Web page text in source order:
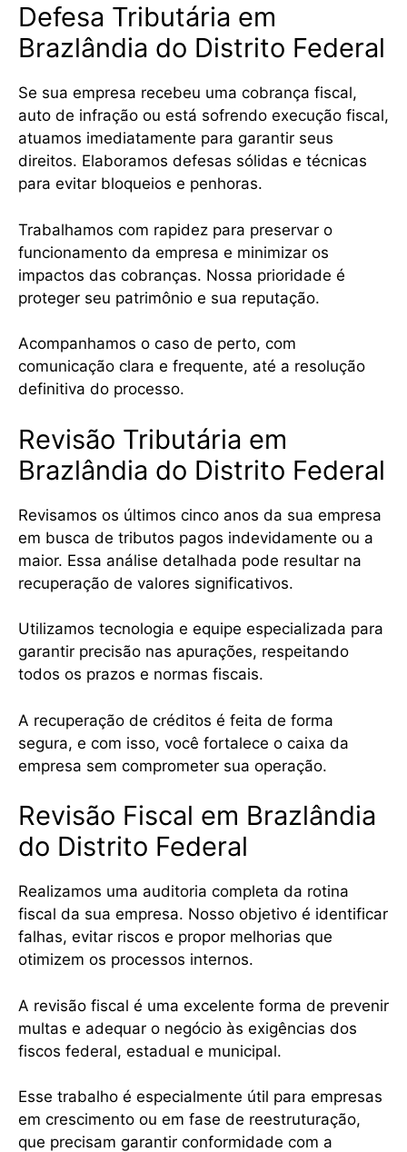
Defesa Tributária em
Brazlândia do Distrito Federal
Se sua empresa recebeu uma cobrança fiscal,
auto de infração ou está sofrendo execução fiscal,
atuamos imediatamente para garantir seus
direitos. Elaboramos defesas sólidas e técnicas
para evitar bloqueios e penhoras.
Trabalhamos com rapidez para preservar o
funcionamento da empresa e minimizar os
impactos das cobranças. Nossa prioridade é
proteger seu patrimônio e sua reputação.
Acompanhamos o caso de perto, com
comunicação clara e frequente, até a resolução
definitiva do processo.
Revisão Tributária em
Brazlândia do Distrito Federal
Revisamos os últimos cinco anos da sua empresa
em busca de tributos pagos indevidamente ou a
maior. Essa análise detalhada pode resultar na
recuperação de valores significativos.
Utilizamos tecnologia e equipe especializada para
garantir precisão nas apurações, respeitando
todos os prazos e normas fiscais.
A recuperação de créditos é feita de forma
segura, e com isso, você fortalece o caixa da
empresa sem comprometer sua operação.
Revisão Fiscal em Brazlândia
do Distrito Federal
Realizamos uma auditoria completa da rotina
fiscal da sua empresa. Nosso objetivo é identificar
falhas, evitar riscos e propor melhorias que
otimizem os processos internos.
A revisão fiscal é uma excelente forma de prevenir
multas e adequar o negócio às exigências dos
fiscos federal, estadual e municipal.
Esse trabalho é especialmente útil para empresas
em crescimento ou em fase de reestruturação,
que precisam garantir conformidade com a